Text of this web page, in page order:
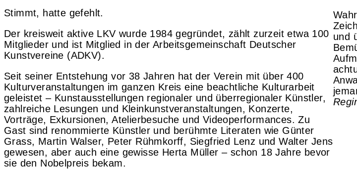
Stimmt, hatte gefehlt.
Der kreisweit aktive LKV wurde 1984 gegründet, zählt zurzeit etwa 100
Mitglieder und ist Mitglied in der Arbeitsgemeinschaft Deutscher
Kunstvereine (ADKV).
Seit seiner Entstehung vor 38 Jahren hat der Verein mit über 400
Kulturveranstaltungen im ganzen Kreis eine beachtliche Kulturarbeit
geleistet – Kunstausstellungen regionaler und überregionaler Künstler,
zahlreiche Lesungen und Kleinkunstveranstaltungen, Konzerte,
Vorträge, Exkursionen, Atelierbesuche und Videoperformances. Zu
Gast sind renommierte Künstler und berühmte Literaten wie Günter
Grass, Martin Walser, Peter Rühmkorff, Siegfried Lenz und Walter Jens
gewesen, aber auch eine gewisse Herta Müller – schon 18 Jahre bevor
sie den Nobelpreis bekam.
und